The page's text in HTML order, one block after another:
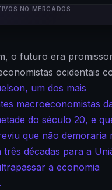
NO MERCADOS
o futuro era
ocidentais
um dos mais
macroeconomistas
do século 20, e
que não demoraria
três décadas para a
a economia